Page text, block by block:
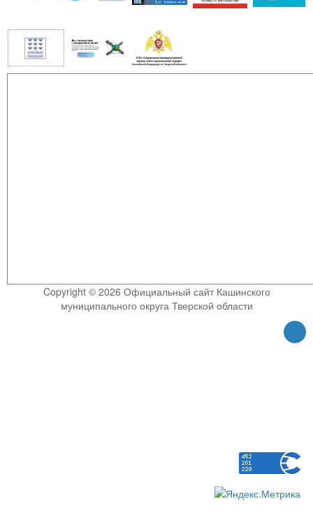
Copyright © 2026 Официальный сайт Кашинского
муниципального округа Тверской области